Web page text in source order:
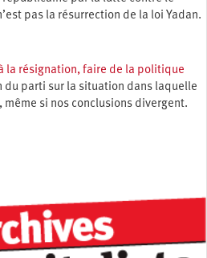
pas la résurrection de la loi Yadan.
la résignation, faire de la politique
du parti sur la situation dans laquelle
si nos conclusions divergent.